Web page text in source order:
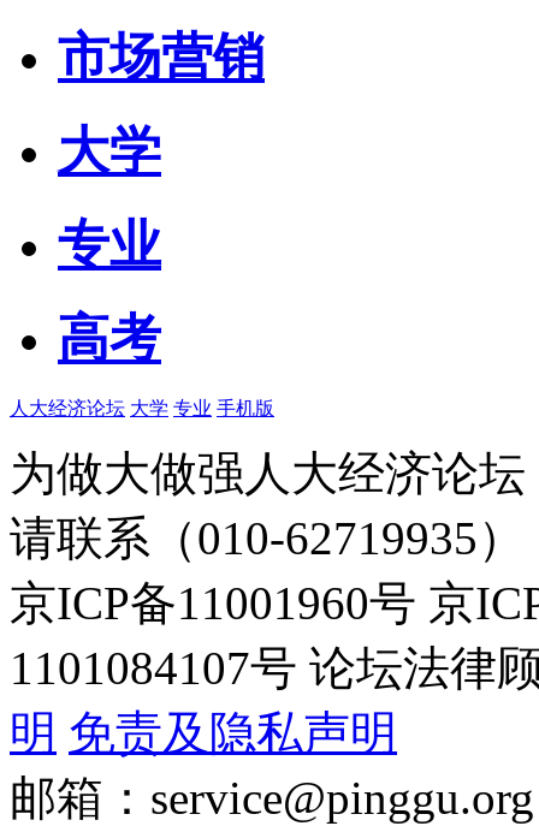
市场营销
大学
专业
高考
人大经济论坛 大学 专业 手机版
为做大做强人大经济论
请联系（010-62719935）
京ICP备11001960号 京
1101084107号 论坛法律
明 免责及隐私声明
邮箱：service@pinggu.org